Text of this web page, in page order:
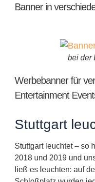
Banner in
bei der
Werbebanner für
Entertainment
Stuttgart
Stuttgart leuchtet – so
2018 und 2019 und
ließ es leuchten: auf